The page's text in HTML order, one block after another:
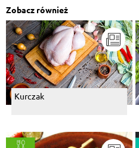
Zobacz również
Kurczak